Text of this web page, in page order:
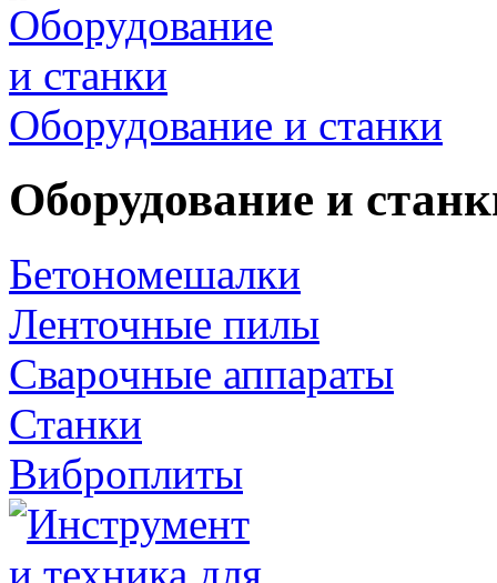
Оборудование и станки
Оборудование и
Бетономешалки
Ленточные пилы
Сварочные аппараты
Станки
Виброплиты